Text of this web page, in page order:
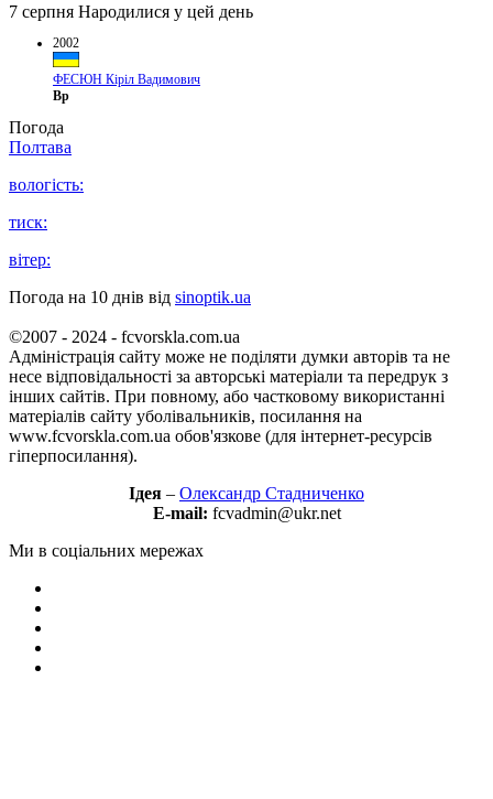
7 серпня Народилися у цей день
2002
ФЕСЮН Кіріл Вадимович
Вр
Погода
Полтава
вологість:
тиск:
вітер:
Погода на 10 днів від sinoptik.ua
©2007 - 2024 - fcvorskla.com.ua
Адміністрація сайту може не поділяти думки авторів та не
несе відповідальності за авторські матеріали та передрук з
інших сайтів. При повному, або частковому використанні
матеріалів сайту уболівальників, посилання на
www.fcvorskla.com.ua обов'язкове (для інтернет-ресурсів
гіперпосилання).
Ідея – Олександр Стадниченко
E-mail: fcvadmin@ukr.net
Ми в соціальних мережах